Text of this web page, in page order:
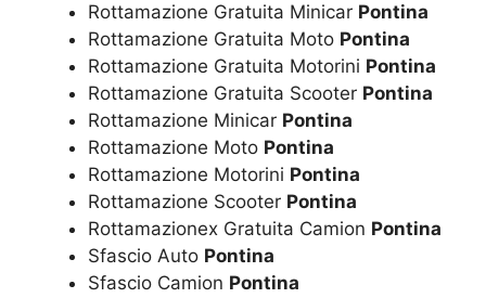
Rottamazione Gratuita Minicar Pontina
Rottamazione Gratuita Moto Pontina
Rottamazione Gratuita Motorini Pontina
Rottamazione Gratuita Scooter Pontina
Rottamazione Minicar Pontina
Rottamazione Moto Pontina
Rottamazione Motorini Pontina
Rottamazione Scooter Pontina
Rottamazionex Gratuita Camion Pontina
Sfascio Auto Pontina
Sfascio Camion Pontina